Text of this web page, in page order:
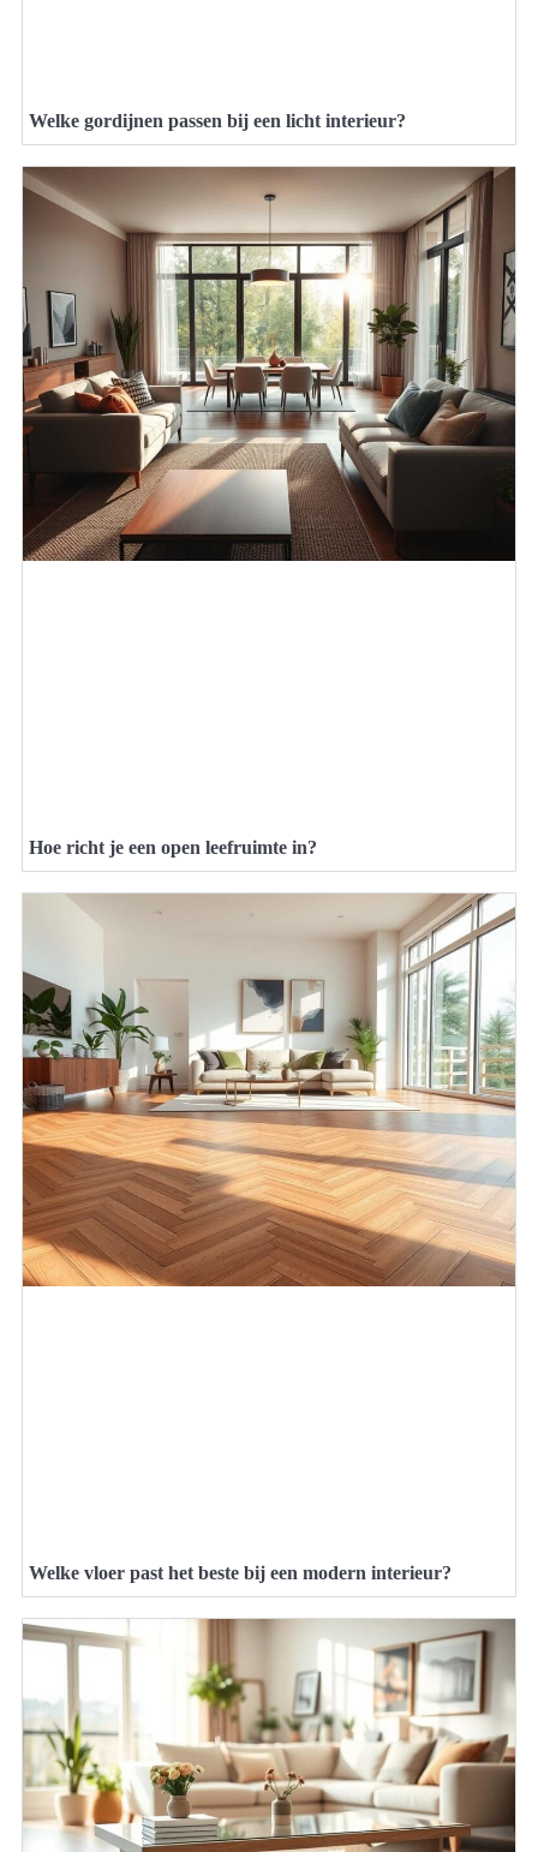
Welke gordijnen passen bij een licht interieur?
Hoe richt je een open leefruimte in?
Welke vloer past het beste bij een modern interieur?